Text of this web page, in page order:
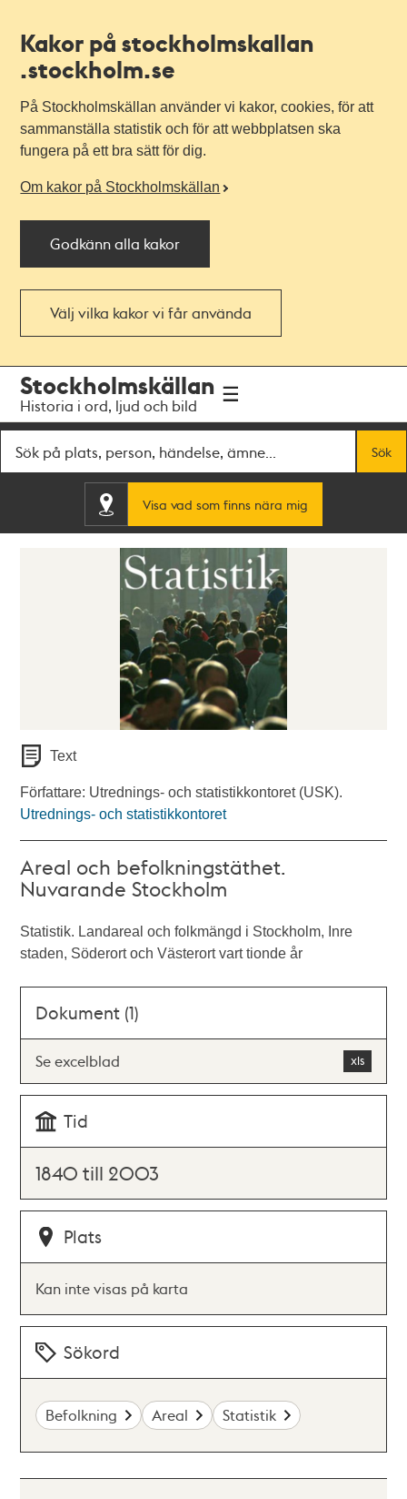
Kakor på stockholmskallan
.stockholm.se
På Stockholmskällan använder vi kakor, cookies, för att
sammanställa statistik och för att webbplatsen ska
fungera på ett bra sätt för dig.
Om kakor på Stockholmskällan
Godkänn alla kakor
Välj vilka kakor vi får använda
navigationen
huvudinnehållet
Stockholmskällan
Historia i ord, ljud och bild
Sök
Visa vad som finns nära mig
Text
Författare: Utrednings- och statistikkontoret (USK).
Utrednings- och statistikkontoret
Areal och befolkningstäthet.
Nuvarande Stockholm
Statistik. Landareal och folkmängd i Stockholm, Inre
staden, Söderort och Västerort vart tionde år
Dokument (1)
Se excelblad
Tid
1840 till 2003
Plats
Kan inte visas på karta
Sökord
Befolkning Areal Statistik